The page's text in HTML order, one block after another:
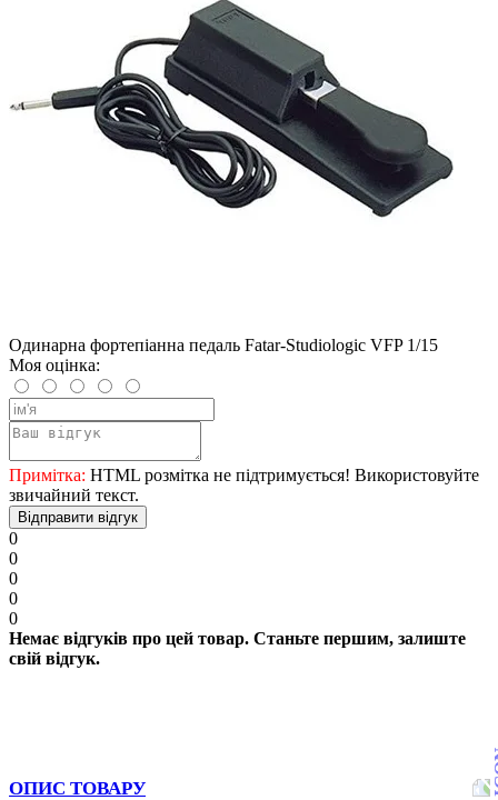
Одинарна фортепіанна педаль Fatar-Studiologic VFP 1/15
Моя оцінка:
Примітка: HTML розмітка не підтримується! Використовуйте
звичайний текст.
Відправити відгук
0
0
0
0
0
Немає відгуків про цей товар. Станьте першим, залиште
свій відгук.
ОПИС ТОВАРУ